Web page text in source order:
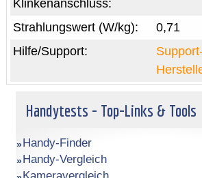
Klinkenanschluss:
0,71
Strahlungswert (W/kg):
Hilfe/Support:
Handytests - Top-Links & Tools
Handy-Finder
Handy-Vergleich